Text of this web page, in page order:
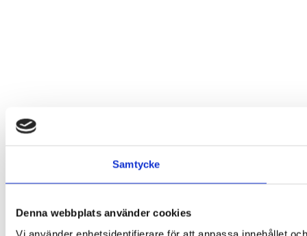
Samtycke
Denna webbplats använder cookies